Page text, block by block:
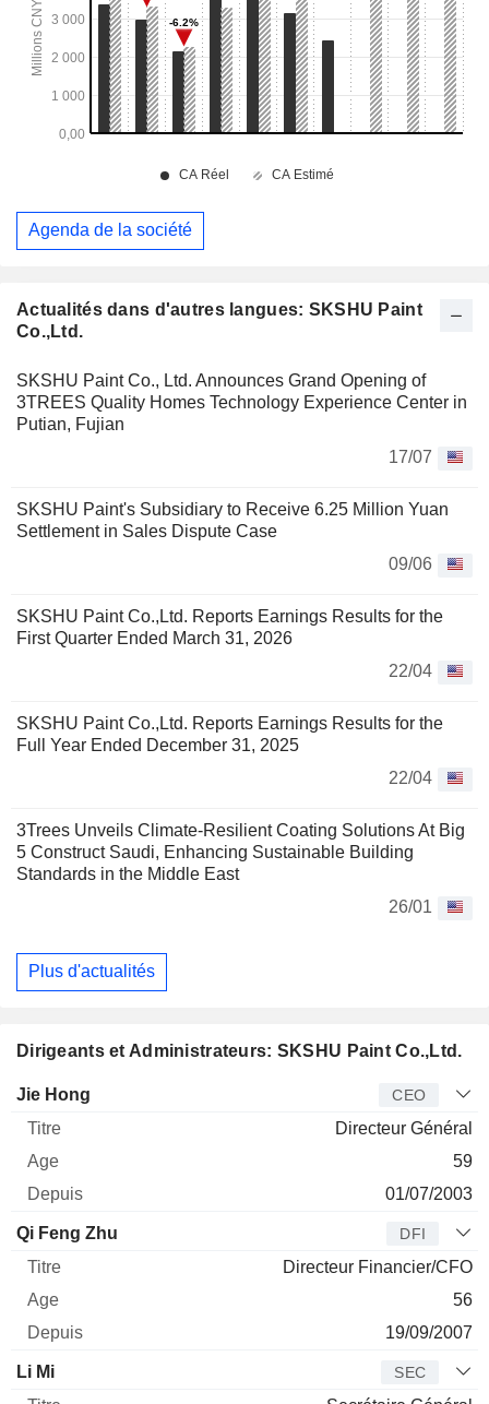
Actualités dans d'autres langues: SKSHU Paint
Co.,Ltd.
SKSHU Paint Co., Ltd. Announces Grand Opening of
3TREES Quality Homes Technology Experience Center in
Putian, Fujian
17/07
SKSHU Paint's Subsidiary to Receive 6.25 Million Yuan
Settlement in Sales Dispute Case
09/06
SKSHU Paint Co.,Ltd. Reports Earnings Results for the
First Quarter Ended March 31, 2026
22/04
SKSHU Paint Co.,Ltd. Reports Earnings Results for the
Full Year Ended December 31, 2025
22/04
3Trees Unveils Climate-Resilient Coating Solutions At Big
5 Construct Saudi, Enhancing Sustainable Building
Standards in the Middle East
26/01
Plus d'actualités
Dirigeants et Administrateurs: SKSHU Paint Co.,Ltd.
Dirigeant
Jie Hong CEO
Directeur Général
59
01/07/2003
Qi Feng Zhu DFI
Directeur Financier/CFO
56
19/09/2007
Li Mi SEC
Agenda de la société